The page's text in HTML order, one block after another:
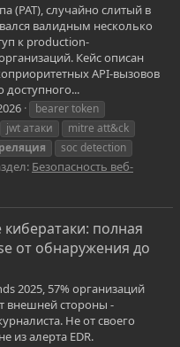
(PAT), случайно слитый в
валидным несколько
к production-
Кейс описан
API-вызовов
доступного...
bearer token
jwt атаки
mitre att&ck
soc detection
Безопасность веб-
кибератаки: полная
от обнаружения до
2025, 57% организаций
внешней стороны -
Не от своего
из алерта EDR.